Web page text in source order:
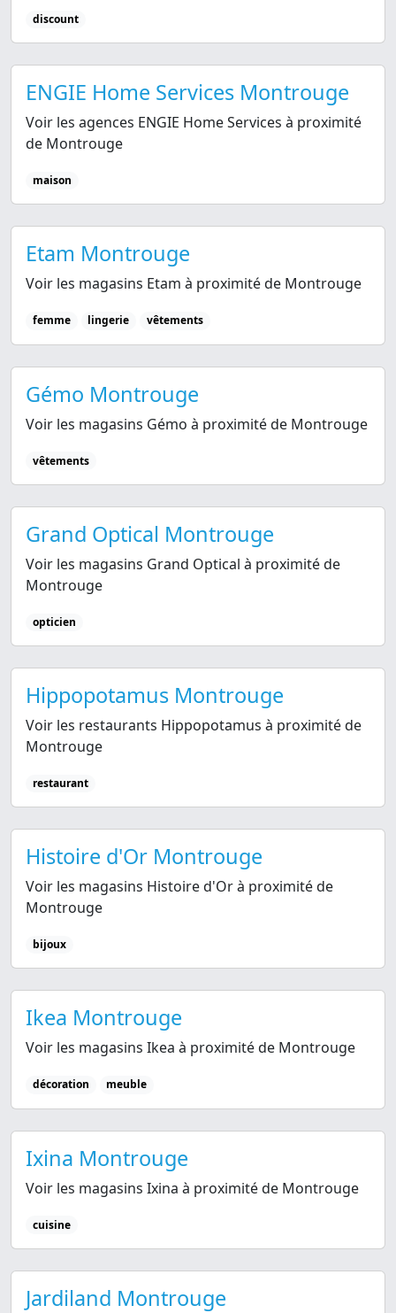
discount
ENGIE Home Services Montrouge
Voir les agences ENGIE Home Services à proximité
de Montrouge
maison
Etam Montrouge
Voir les magasins Etam à proximité de Montrouge
femme lingerie vêtements
Gémo Montrouge
Voir les magasins Gémo à proximité de Montrouge
vêtements
Grand Optical Montrouge
Voir les magasins Grand Optical à proximité de
Montrouge
opticien
Hippopotamus Montrouge
Voir les restaurants Hippopotamus à proximité de
Montrouge
restaurant
Histoire d'Or Montrouge
Voir les magasins Histoire d'Or à proximité de
Montrouge
bijoux
Ikea Montrouge
Voir les magasins Ikea à proximité de Montrouge
décoration meuble
Ixina Montrouge
Voir les magasins Ixina à proximité de Montrouge
cuisine
Jardiland Montrouge